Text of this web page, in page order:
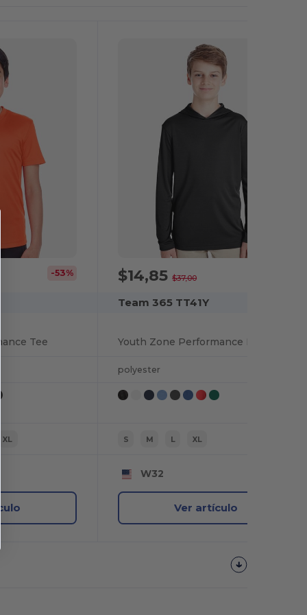
-53%
Tee
XL
$14,85$37,00
Team 365 TT41Y
Youth Zone Performance Hoodie
polyester
S M L XL
W32
Ver artículo